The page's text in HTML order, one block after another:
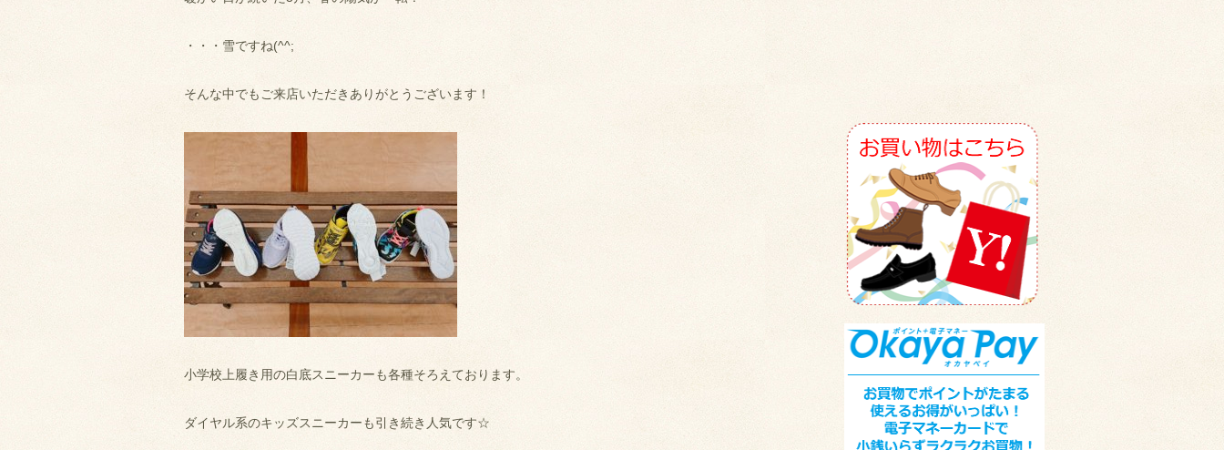
・・・雪ですね(^^;
そんな中でもご来店いただきありがとうございます！
小学校上履き用の白底スニーカーも各種そろえております。
ダイヤル系のキッズスニーカーも引き続き人気です☆